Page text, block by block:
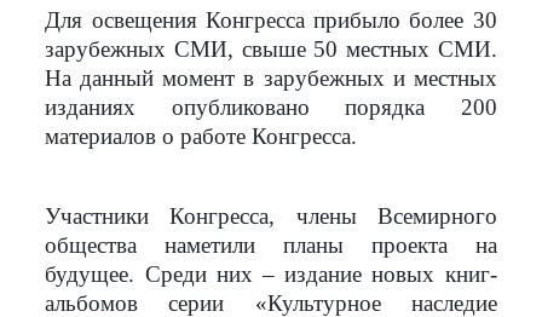
Для освещения Конгресса прибыло более 30
зарубежных СМИ, свыше 50 местных СМИ.
На данный момент в зарубежных и местных
изданиях опубликовано порядка 200
материалов о работе Конгресса.
Участники Конгресса, члены Всемирного
общества наметили планы проекта на
будущее. Среди них – издание новых книг-
альбомов серии «Культурное наследие